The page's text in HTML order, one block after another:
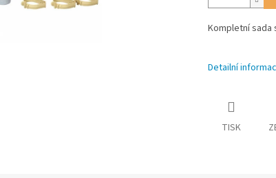
Kompletní sada
Detailní
TISK